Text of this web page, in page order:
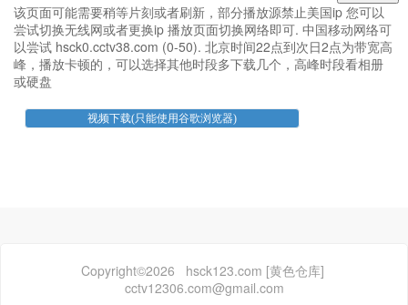
该页面可能需要稍等片刻或者刷新，部分播放源禁止美国ip 您可以
尝试切换无线网或者更换ip 播放页面切换网络即可. 中国移动网络可
以尝试 hsck0.cctv38.com (0-50). 北京时间22点到次日2点为带宽高
峰，播放卡顿的，可以选择其他时段多下载几个，高峰时段看相册
或硬盘
Copyright©2026 hsck123.com [黄色仓库]
cctv12306.com@gmail.com